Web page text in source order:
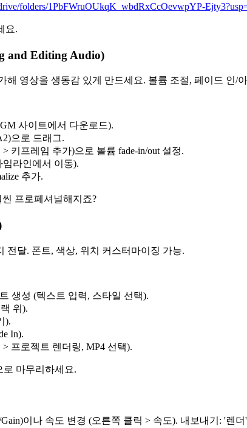
folders/1PbFWruOUkqK_wbdRxCcOevwpYP-
요.
and Editing Audio)
해 영상을 생동감 있게 만드세요. 볼륨 조절, 페이드 인/
사이트에서 다운로드).
으로 드래그.
키프레임 추가)으로 볼륨 fade-in/out 설정.
라인에서 이동).
추가.
프로페셔널해지죠?
전달. 폰트, 색상, 위치 커스터마이징 가능.
생성 (텍스트 입력, 스타일 선택).
위).
).
In).
프로젝트 렌더링, MP4 선택).
로 마무리하세요.
이나 속도 변경 (오른쪽 클릭 > 속도). 내보내기: '렌